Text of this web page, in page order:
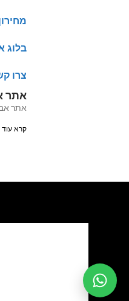
בלוג
צרו
אתר
אתר אבלים
קרא עוד